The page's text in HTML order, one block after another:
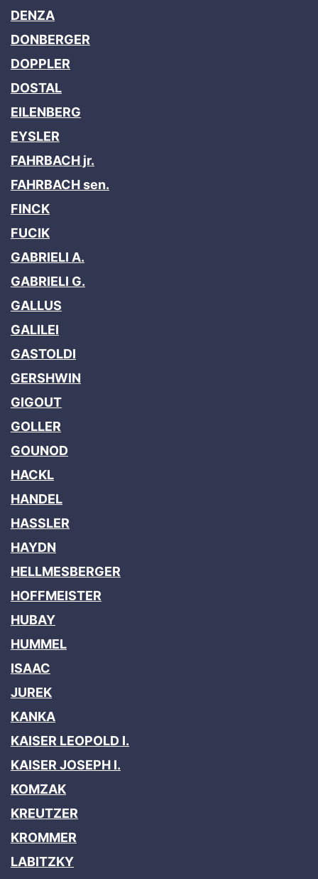
DENZA
DONBERGER
DOPPLER
DOSTAL
EILENBERG
EYSLER
FAHRBACH jr.
FAHRBACH sen.
FINCK
FUCIK
GABRIELI A.
GABRIELI G.
GALLUS
GALILEI
GASTOLDI
GERSHWIN
GIGOUT
GOLLER
GOUNOD
HACKL
HANDEL
HASSLER
HAYDN
HELLMESBERGER
HOFFMEISTER
HUBAY
HUMMEL
ISAAC
JUREK
KANKA
KAISER LEOPOLD I.
KAISER JOSEPH I.
KOMZAK
KREUTZER
KROMMER
LABITZKY